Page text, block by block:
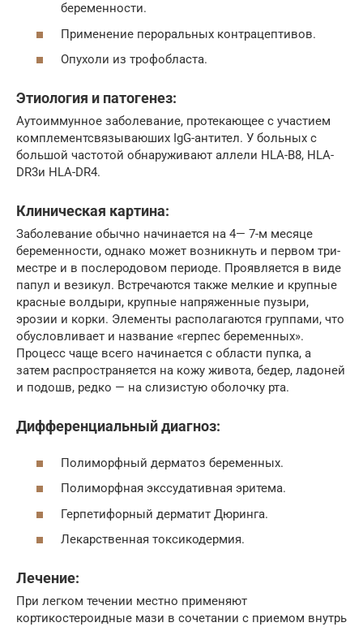
беременности.
Применение пероральных контрацептивов.
Опухоли из трофобласта.
Этиология и патогенез:
Аутоиммунное заболевание, протекающее с участием
комплементсвязываюших IgG-антител. У больных с
боль­шой частотой обнаруживают аллели HLA-B8, HLA-
DR3и HLA-DR4.
Клиническая картина:
Заболевание обычно начинается на 4— 7-м месяце
беременности, однако может возникнуть и первом три­
местре и в послеродовом периоде. Проявляется в виде
папул и ве­зикул. Встречаются также мелкие и крупные
красные волдыри, крупные напряженные пузыри,
эрозии и корки. Элементы распо­лагаются группами, что
обусловливает и название «герпес беремен­ных».
Процесс чаще всего начинается с области пупка, а
затем рас­пространяется на кожу живота, бедер, ладоней
и подошв, редко — на слизистую оболочку рта.
Дифференциальный диагноз:
Полиморфный дерматоз беременных.
Полиморфная экссудативная эритема.
Герпетифорный дерматит Дюринга.
Лекарственная токсикодермия.
Лечение:
При легком течении местно применяют
кортикостероидные ма­зи в сочетании с приемом внутрь